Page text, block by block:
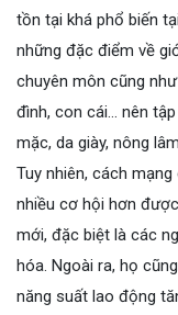
tồn tại khá phổ biến
những đặc điểm về
chuyên môn cũng
đình, con cái… nên
mặc, da giày, nông
Tuy nhiên, cách
nhiều cơ hội hơn
mới, đặc biệt là các
hóa. Ngoài ra, họ
năng suất lao động